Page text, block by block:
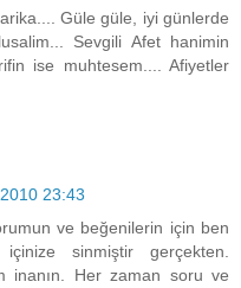
Güle güle, iyi günlerde
Sevgili Afet hanimin
ise muhtesem.... Afiyetler
23:43
ve beğenilerin için ben
sinmiştir gerçekten.
inanın. Her zaman soru ve